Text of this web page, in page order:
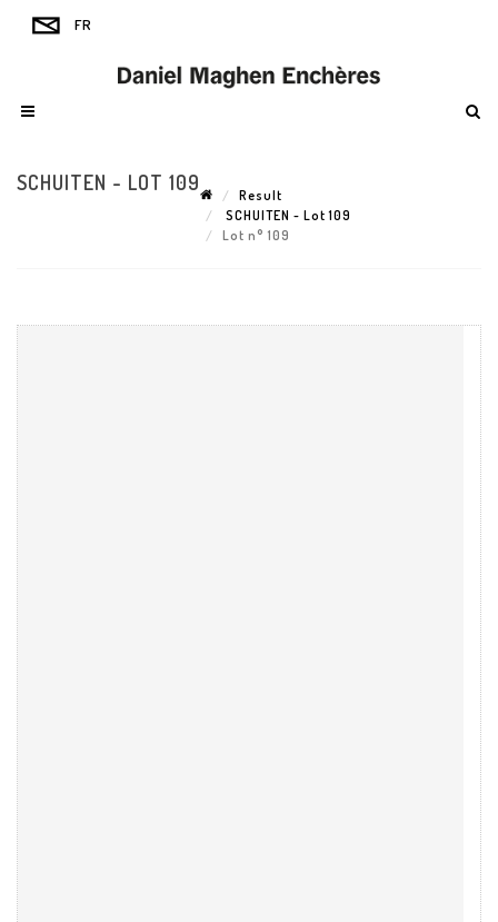
SCHUITEN - LOT 109
Result
SCHUITEN - Lot 109
Lot n° 109